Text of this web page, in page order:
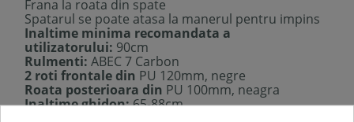
Frana la roata din spate
Spatarul se poate atasa la manerul pentru impins
Inaltime minima recomandata a
utilizatorului: 90cm
Rulmenti: ABEC 7 Carbon
2 roti frontale din PU 120mm, negre
Roata posterioara din PU 100mm, neagra
Inaltime ghidon:65-88cm